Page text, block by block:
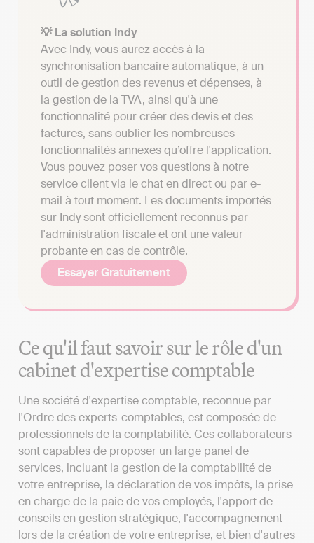
💡 La solution Indy
Avec Indy, vous aurez accès à la
synchronisation bancaire automatique, à un
outil de gestion des revenus et dépenses, à
la gestion de la TVA, ainsi qu'à une
fonctionnalité pour créer des devis et des
factures, sans oublier les nombreuses
fonctionnalités annexes qu’offre l'application.
Vous pouvez poser vos questions à notre
service client via le chat en direct ou par e-
mail à tout moment. Les documents importés
sur Indy sont officiellement reconnus par
l'administration fiscale et ont une valeur
probante en cas de contrôle.
Essayer Gratuitement
Ce qu'il faut savoir sur le rôle d'un
cabinet d'expertise comptable
Une société d'expertise comptable, reconnue par
l'Ordre des experts-comptables, est composée de
professionnels de la comptabilité. Ces collaborateurs
sont capables de proposer un large panel de
services, incluant la gestion de la comptabilité de
votre entreprise, la déclaration de vos impôts, la prise
en charge de la paie de vos employés, l'apport de
conseils en gestion stratégique, l'accompagnement
lors de la création de votre entreprise, et bien d'autres